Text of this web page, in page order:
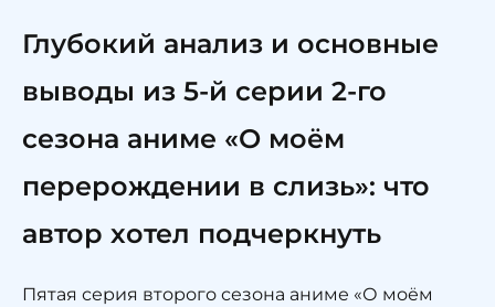
Глубокий анализ и основные
выводы из 5-й серии 2-го
сезона аниме «О моём
перерождении в слизь»: что
автор хотел подчеркнуть
Пятая серия второго сезона аниме «О моём